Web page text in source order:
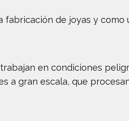
de joyas y como
en condiciones
a gran escala, que